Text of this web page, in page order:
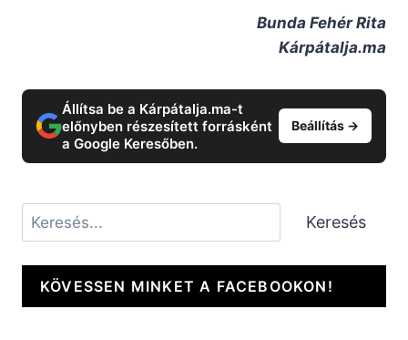
Bunda Fehér Rita
Kárpátalja.ma
Állítsa be a Kárpátalja.ma-t
előnyben részesített forrásként
a Google Keresőben.
Beállítás →
Keresés Keresés
KÖVESSEN MINKET A FACEBOOKON!